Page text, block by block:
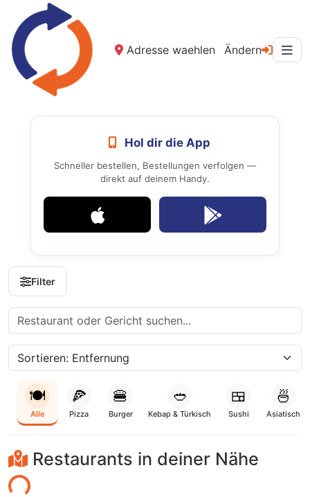
Adresse waehlen Ändern
Hol dir die App
Schneller bestellen, Bestellungen verfolgen —
direkt auf deinem Handy.
Filter
🍽️
Alle
🍕
Pizza
🍔
Burger
🥙
Kebap & Türkisch
🍱
Sushi
🍜
Asiatisch
Restaurants in deiner Nähe